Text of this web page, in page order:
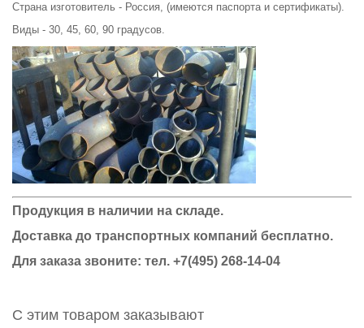
Страна изготовитель - Россия, (имеются паспорта и сертификаты).
Виды - 30, 45, 60, 90 градусов.
Продукция в наличии на складе.
Доставка до транспортных компаний бесплатно.
Для заказа звоните: тел. +7(495) 268-14-04
С этим товаром заказывают